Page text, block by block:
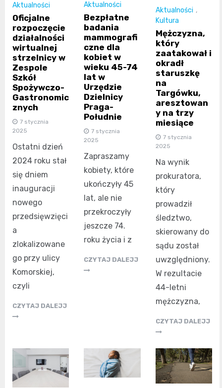
Aktualności
Oficjalne
rozpoczęcie
działalności
wirtualnej
strzelnicy w
Zespole
Szkół
Spożywczo-
Gastronomic
znych
7 stycznia
2025
Ostatni dzień
2024 roku stał
się dniem
inauguracji
nowego
przedsięwzięci
a
zlokalizowane
go przy ulicy
Komorskiej,
czyli
CZYTAJ DALEJJ
Aktualności
Bezpłatne
badania
mammografi
czne dla
kobiet w
wieku 45-74
lat w
Urzędzie
Dzielnicy
Praga-
Południe
7 stycznia
2025
Zapraszamy
kobiety, które
ukończyły 45
lat, ale nie
przekroczyły
jeszcze 74.
roku życia i z
CZYTAJ DALEJJ
Aktualności ,
Kultura
Mężczyzna,
który
zaatakował i
okradł
staruszkę
na
Targówku,
aresztowan
y na trzy
miesiące
7 stycznia
2025
Na wynik
prokuratora,
który
prowadził
śledztwo,
skierowany do
sądu został
uwzględniony.
W rezultacie
44-letni
mężczyzna,
CZYTAJ DALEJJ